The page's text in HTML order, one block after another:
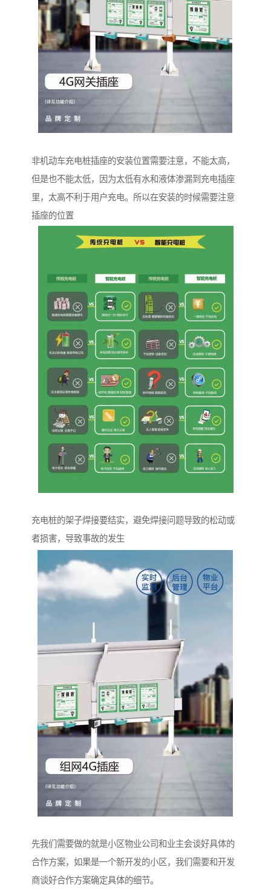
非机动车充电桩插座的安装位置需要注意，不能太高，
但是也不能太低，因为太低有水和液体渗漏到充电插座
里，太高不利于用户充电。所以在安装的时候需要注意
插座的位置
充电桩的架子焊接要结实，避免焊接问题导致的松动或
者损害，导致事故的发生
先我们需要做的就是小区物业公司和业主会谈好具体的
合作方案，如果是一个新开发的小区，我们需要和开发
商谈好合作方案确定具体的细节。